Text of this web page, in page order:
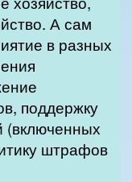
А сам
в разных
поддержку
(включенных
штрафов